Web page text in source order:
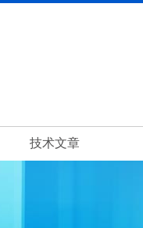
技术文章